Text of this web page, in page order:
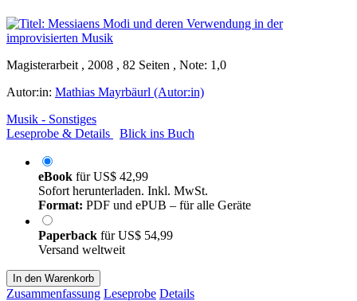
Magisterarbeit , 2008 , 82 Seiten , Note: 1,0
Autor:in: Mathias Mayrbäurl (Autor:in)
Musik - Sonstiges
Leseprobe & Details
Blick ins Buch
eBook fürUS$ 42,99
Sofort herunterladen. Inkl. MwSt.
Format: PDF und ePUB – für alle Geräte
Paperback fürUS$ 54,99
Versand weltweit
In den Warenkorb
Zusammenfassung Leseprobe Details